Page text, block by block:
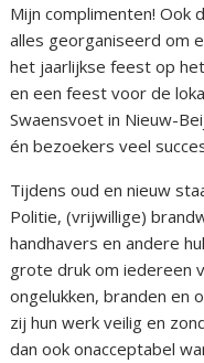
Mijn complimenten! Ook
alles georganiseerd om
het jaarlijkse feest op
en een feest voor de
Swaensvoet in Nieuw-
én bezoekers veel
Tijdens oud en nieuw
Politie, (vrijwillige)
handhavers en andere
grote druk om iedereen
ongelukken, branden en
zij hun werk veilig en
dan ook onacceptabel